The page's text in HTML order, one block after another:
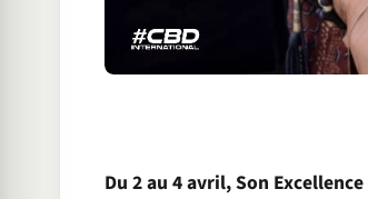
Du 2 au 4 avril, Son